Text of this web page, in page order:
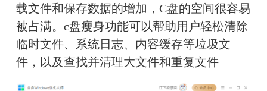
载文件和保存数据的增加，C盘的空间很容易
被占满。c盘瘦身功能可以帮助用户轻松清除
临时文件、系统日志、内容缓存等垃圾文
件，以及查找并清理大文件和重复文件